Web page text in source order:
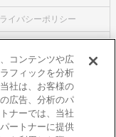
イバシーポリシー
イク
コンテンツや広
フィックを分析
社は、お客様の
広告、分析のパ
ナーでは、当社
ートナーに提供